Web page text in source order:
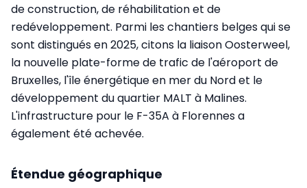
de construction, de réhabilitation et de
redéveloppement. Parmi les chantiers belges qui se
sont distingués en 2025, citons la liaison Oosterweel,
la nouvelle plate-forme de trafic de l'aéroport de
Bruxelles, l'île énergétique en mer du Nord et le
développement du quartier MALT à Malines.
L'infrastructure pour le F-35A à Florennes a
également été achevée.
Étendue géographique